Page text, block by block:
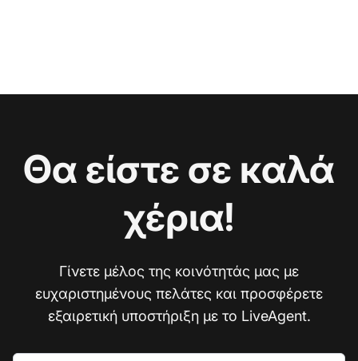
Θα είστε σε καλά
χέρια!
Γίνετε μέλος της κοινότητάς μας με
ευχαριστημένους πελάτες και προσφέρετε
εξαιρετική υποστήριξη με το LiveAgent.